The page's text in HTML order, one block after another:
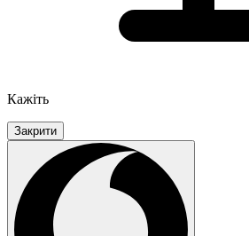
Кажіть
Закрити